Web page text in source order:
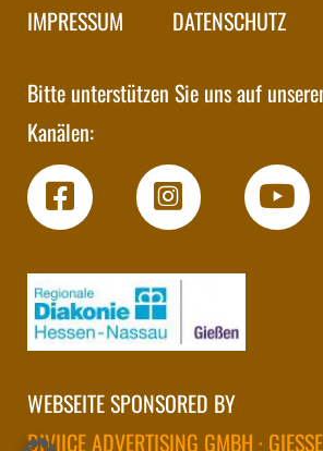
IMPRESSUM
DATENSCHUTZ
Bitte unterstützen Sie uns auf
Kanälen:
WEBSEITE SPONSORED BY
DIVIICE ADVERTISING GMBH ·